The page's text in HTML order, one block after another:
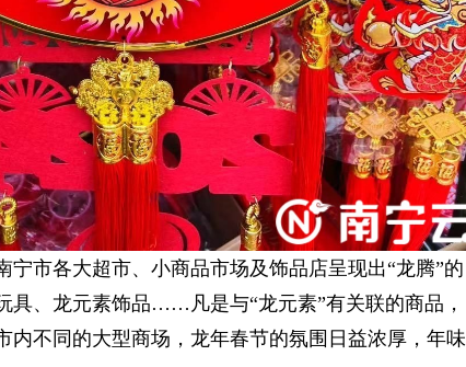
宁市各大超市、小商品市场及饰品店呈现出“龙腾”的
具、龙元素饰品……凡是与“龙元素”有关联的商品，
内不同的大型商场，龙年春节的氛围日益浓厚，年味